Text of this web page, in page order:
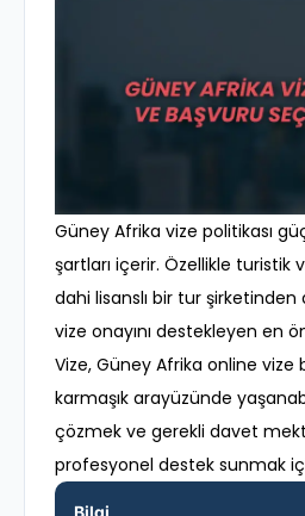
Güney Afrika vize politikası
şartları içerir. Özellikle turistik
dahi lisanslı bir tur şirketinden
vize onayını destekleyen en
Vize, Güney Afrika online
karmaşık arayüzünde
çözmek ve gerekli davet
profesyonel destek sunmak